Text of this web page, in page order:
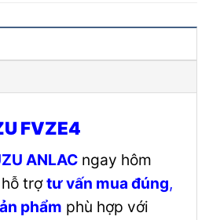
FVZE4
ANLACngay hôm
trợtư vấn mua đúng,
phẩm phù hợp với